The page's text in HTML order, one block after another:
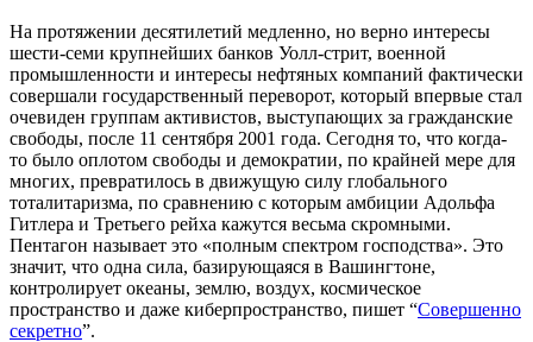
На протяжении десятилетий медленно, но верно интересы
шести-семи крупнейших банков Уолл-стрит, военной
промышленности и интересы нефтяных компаний фактически
совершали государственный переворот, который впервые стал
очевиден группам активистов, выступающих за гражданские
свободы, после 11 сентября 2001 года. Сегодня то, что когда-
то было оплотом свободы и демократии, по крайней мере для
многих, превратилось в движущую силу глобального
тоталитаризма, по сравнению с которым амбиции Адольфа
Гитлера и Третьего рейха кажутся весьма скромными.
Пентагон называет это «полным спектром господства». Это
значит, что одна сила, базирующаяся в Вашингтоне,
контролирует океаны, землю, воздух, космическое
пространство и даже киберпространство, пишет “Совершенно
секретно”.